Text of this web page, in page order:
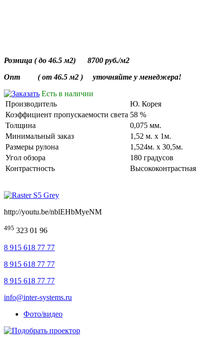
Розница (до46.5м2) 8700 руб./м2
Опт (от46.5м2 ) уточняйте уменеджера!
Есть в наличии
Производитель
Ю. Корея
Коэффициент пропускаемости света 58 %
Толщина
0,075 мм.
Минимальный заказ
1,52 м. х 1м.
Размеры рулона
1,524м. х 30,5м.
Угол обзора
180 градусов
Контрастность
Высококонтрастная
http://youtu.be/nblEHbMyeNM
495 323 01 96
8 915 618 77 77
8 915 618 77 77
8 915 618 77 77
info@inter-systems.ru
Фото/видео